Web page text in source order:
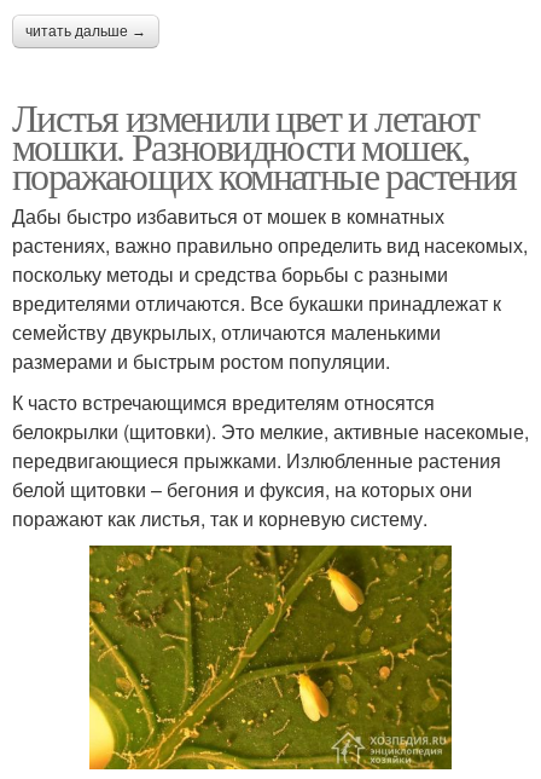
читать дальше →
Листья изменили цвет и летают
мошки. Разновидности мошек,
поражающих комнатные растения
Дабы быстро избавиться от мошек в комнатных
растениях, важно правильно определить вид насекомых,
поскольку методы и средства борьбы с разными
вредителями отличаются. Все букашки принадлежат к
семейству двукрылых, отличаются маленькими
размерами и быстрым ростом популяции.
К часто встречающимся вредителям относятся
белокрылки (щитовки). Это мелкие, активные насекомые,
передвигающиеся прыжками. Излюбленные растения
белой щитовки – бегония и фуксия, на которых они
поражают как листья, так и корневую систему.